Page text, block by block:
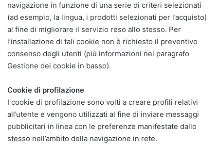
navigazione in funzione di una serie di criteri selezionati
(ad esempio, la lingua, i prodotti selezionati per l’acquisto)
al fine di migliorare il servizio reso allo stesso. Per
l’installazione di tali cookie non è richiesto il preventivo
consenso degli utenti (più informazioni nel paragrafo
Gestione dei cookie in basso).
Cookie di profilazione
I cookie di profilazione sono volti a creare profili relativi
all’utente e vengono utilizzati al fine di inviare messaggi
pubblicitari in linea con le preferenze manifestate dallo
stesso nell’ambito della navigazione in rete.